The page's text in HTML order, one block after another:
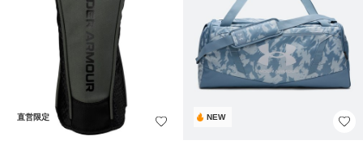
直営限定 NEW